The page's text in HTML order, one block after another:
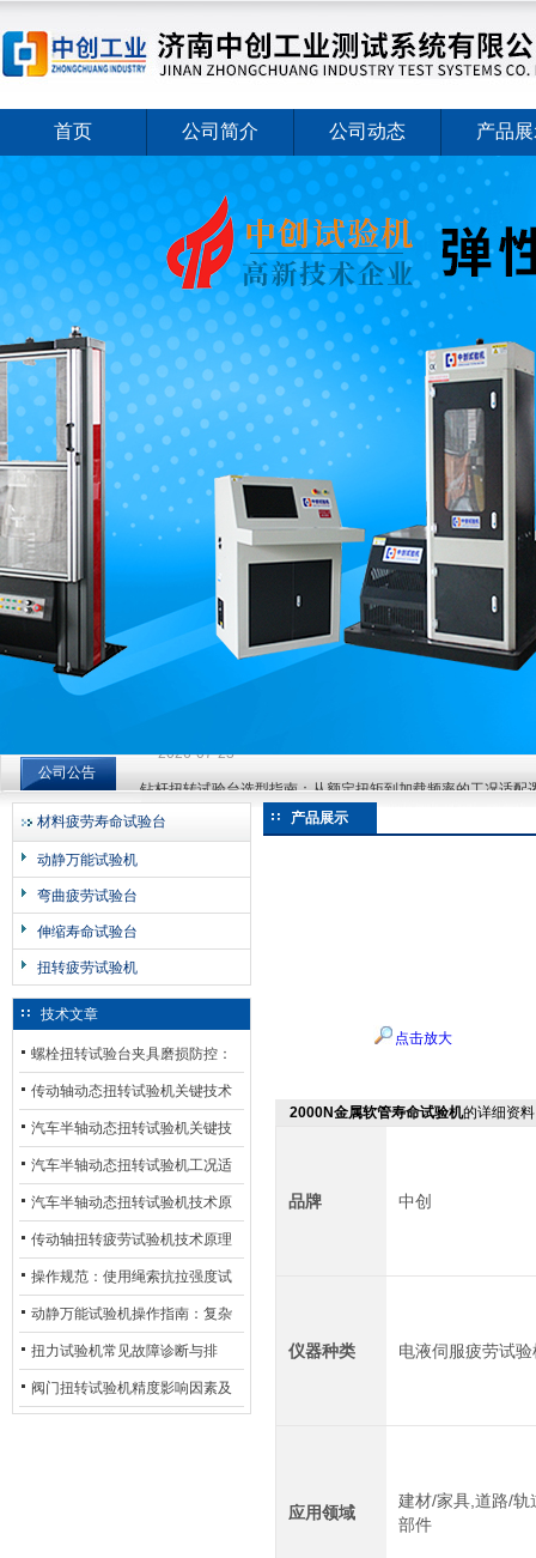
济南中创工业测试系统有限公司
首页 公司简介 公司动态 产品
公司公告
钻杆扭转试验台选型指南：从额定扭矩到加载频率的工况适配
2026-07-23
钻杆扭转试验台选型指南：从额定扭矩到加载频率的工况适配
2026-07-23
材料疲劳寿命试验台
动静万能试验机
弯曲疲劳试验台
伸缩寿命试验台
扭转疲劳试验机
技术文章
螺栓扭转试验台夹具磨损防控：
材质选型与表面处理的耐用性优
化
传动轴动态扭转试验机关键技术
及产业落地应用
汽车半轴动态扭转试验机关键技
术及产业落地应用
汽车半轴动态扭转试验机工况适
配与质控应用探析
汽车半轴动态扭转试验机技术原
理与行业应用
传动轴扭转疲劳试验机技术原理
与行业应用
操作规范：使用绳索抗拉强度试
验机的完整测试步骤
动静万能试验机操作指南：复杂
动态测试的标准化流程
扭力试验机常见故障诊断与排
除：从传感器信号异常到机械传
阀门扭转试验机精度影响因素及
产品展示
点击放大
2000N金属软管寿命试验机的详细资
品牌 中创
仪器种类 电液伺服疲劳试验
应用领域
建材/家具,道路/
部件